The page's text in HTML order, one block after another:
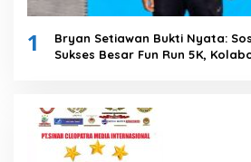
1
Bryan Setiawan Bukti Nyata:
Sukses Besar Fun Run 5K,